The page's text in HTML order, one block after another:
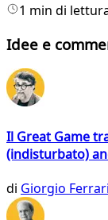
1 min di
Idee e
Il Great Game
(indisturbato)
di Giorgio Ferrari